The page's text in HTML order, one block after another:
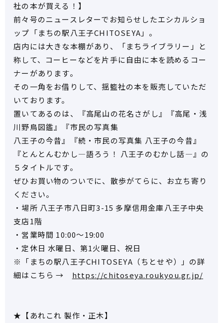
社の本が買える！】
前々号のニュースレターでお知らせしたエシカルショ
ップ「まちの駅八王子CHITOSEYA」。
店内には大きな本棚があり、「まちライブラリー」と
称して、コーヒーなどを片手に自由に本を読めるコー
ナーがあります。
その一角をお借りして、揺籃社の本を販売していただ
いております。
置いてあるのは、『高尾山の花名さがし』『高尾・浅
川野鳥図鑑』『市民の写真集
八王子の今昔』『続・市民の写真集 八王子の今昔』
『とんとんむかし―語ろう！ 八王子のむかし話―』の
５タイトルです。
ぜひお買い物のついでに、散歩がてらに、お立ち寄り
ください。
・場所 八王子市八日町3-15 多摩信用金庫八王子中央
支店1階
・営業時間 10:00～19:00
・定休日 水曜日、第1火曜日、祝日
※「まちの駅八王子CHITOSEYA（ちとせや）」の詳
細はこちら → https://chitoseya.roukyou.gr.jp/
★【あれこれ 製作・正木】